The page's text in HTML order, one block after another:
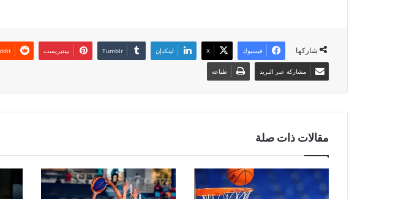
شاركها فيسبوك ‫X لينكدإن بينتيريست
مشاركة عبر البريد طباعة
مقالات ذات صلة